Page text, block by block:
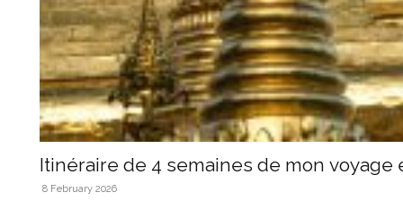
Itinéraire de 4 semaines de mon voyage
8 February 2026